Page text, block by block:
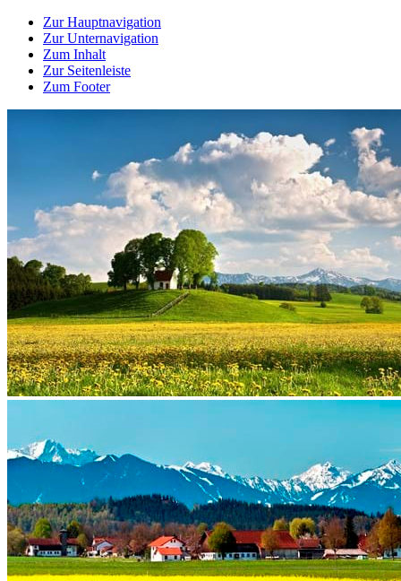
Zur Hauptnavigation
Zur Unternavigation
Zum Inhalt
Zur Seitenleiste
Zum Footer